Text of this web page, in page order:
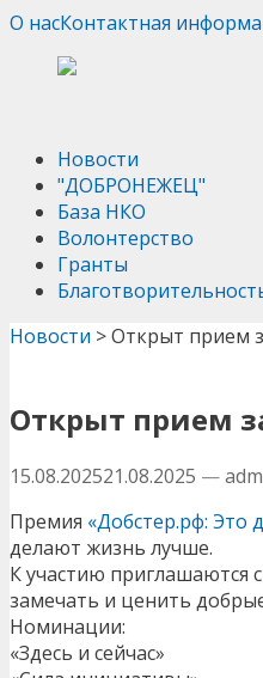
О насКонтактная
Новости
"ДОБРОНЕЖЕЦ"
База НКО
Волонтерство
Гранты
Новости >Открыт прием
Открыт прием
15.08.202521.08.2025 —
Премия «Добстер.рф: Это
делают жизнь лучше.
К участию приглашаются
замечать и ценить
Номинации:
«Здесь и сейчас»